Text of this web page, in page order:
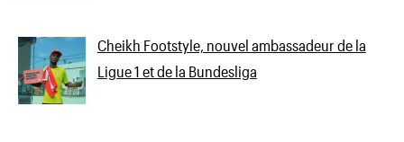
Cheikh Footstyle, nouvel ambassadeur de la
Ligue 1 et de la Bundesliga